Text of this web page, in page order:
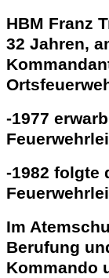
HBM Franz
32 Jahren,
-1977
-1982 folgte
Im
Berufung
Kommando